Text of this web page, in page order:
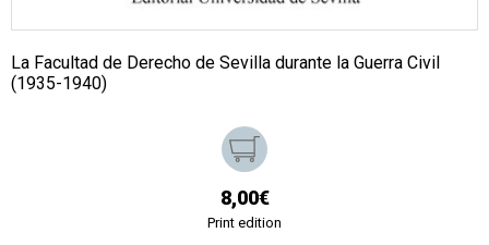
La Facultad de Derecho de Sevilla durante la Guerra Civil
(1935-1940)
8,00€
Print edition